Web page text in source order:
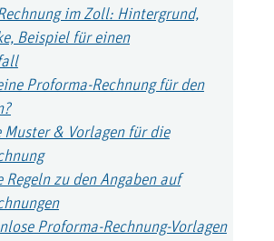
im Zoll: Hintergrund,
Beispiel für einen
Proforma-Rechnung für den
Muster & Vorlagen für die
Regeln zu den Angaben auf
Proforma-Rechnung-Vorlagen